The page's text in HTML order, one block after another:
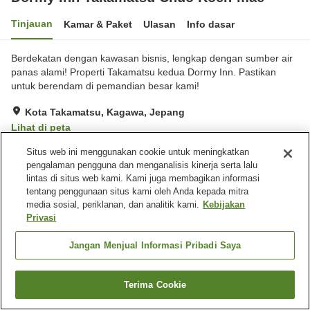
Tinjauan Kamar & Paket Ulasan Info dasar
Berdekatan dengan kawasan bisnis, lengkap dengan sumber air
panas alami! Properti Takamatsu kedua Dormy Inn. Pastikan
untuk berendam di pemandian besar kami!
Kota Takamatsu, Kagawa, Jepang
Lihat di peta
Hebat Ulasan:149
Fasilitas properti
Tempat parkir
Sauna
Restoran
Beranda Jepang Kagawa
Kota Takamatsu
Dormy Inn Takamatsu Chuo Koen-mae
Cari kamar
Situs web ini menggunakan cookie untuk meningkatkan
pengalaman pengguna dan menganalisis kinerja serta lalu
lintas di situs web kami. Kami juga membagikan informasi
tentang penggunaan situs kami oleh Anda kepada mitra
media sosial, periklanan, dan analitik kami. Kebijakan
Privasi
Jangan Menjual Informasi Pribadi Saya
Terima Cookie